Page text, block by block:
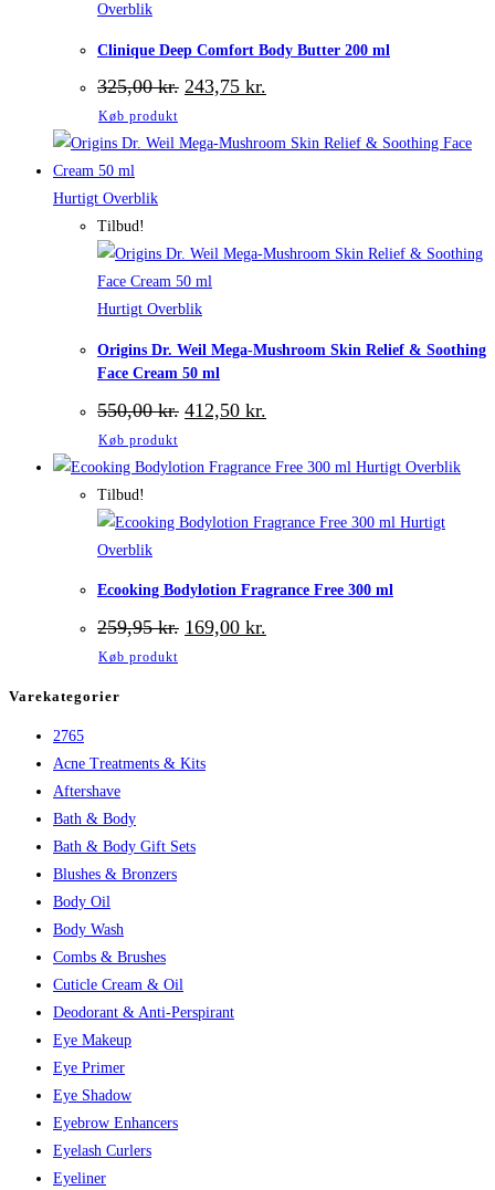
Overblik
Clinique Deep Comfort Body Butter 200 ml
325,00kr. Den
oprindelige
var:
243,75 kr.
er:
Køb produkt
Hurtigt Overblik
Tilbud!
Hurtigt Overblik
Origins Dr. Weil Mega-Mushroom Skin Relief & Soothing
Face Cream 50 ml
550,00kr. Den
oprindelige
var:
412,50 kr.
aktuelle
er:
Køb produkt
Hurtigt Overblik
Tilbud!
Hurtigt
Overblik
Ecooking Bodylotion Fragrance Free 300 ml
259,95kr. Den
oprindelige
169,00 kr.
aktuelle
Køb produkt
Varekategorier
2765
Acne Treatments & Kits
Aftershave
Bath & Body
Bath & Body Gift Sets
Blushes & Bronzers
Body Oil
Body Wash
Combs & Brushes
Cuticle Cream & Oil
Deodorant & Anti-Perspirant
Eye Makeup
Eye Primer
Eye Shadow
Eyebrow Enhancers
Eyelash Curlers
Eyeliner